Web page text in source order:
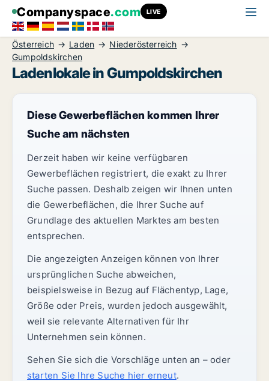
Companyspace.com LIVE
Österreich Laden
Niederösterreich
Gumpoldskirchen
Ladenlokale in Gumpoldskirchen
Diese Gewerbeflächen kommen Ihrer
Suche am nächsten
Derzeit haben wir keine verfügbaren
Gewerbeflächen registriert, die exakt zu Ihrer
Suche passen. Deshalb zeigen wir Ihnen unten
die Gewerbeflächen, die Ihrer Suche auf
Grundlage des aktuellen Marktes am besten
entsprechen.
Die angezeigten Anzeigen können von Ihrer
ursprünglichen Suche abweichen,
beispielsweise in Bezug auf Flächentyp, Lage,
Größe oder Preis, wurden jedoch ausgewählt,
weil sie relevante Alternativen für Ihr
Unternehmen sein können.
Sehen Sie sich die Vorschläge unten an – oder
starten Sie Ihre Suche hier erneut.